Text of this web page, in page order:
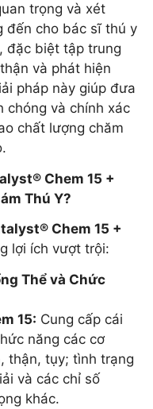
trọng và xét
đến cho bác sĩ thú y
đặc biệt tập trung
và phát hiện
pháp này giúp đưa
chóng và chính xác
chất lượng chăm
Chem 15 +
Thú Y?
Chem 15 +
lợi ích vượt trội:
Thể và Chức
15: Cung cấp cái
năng các cơ
thận, tụy; tình trạng
và các chỉ số
khác.